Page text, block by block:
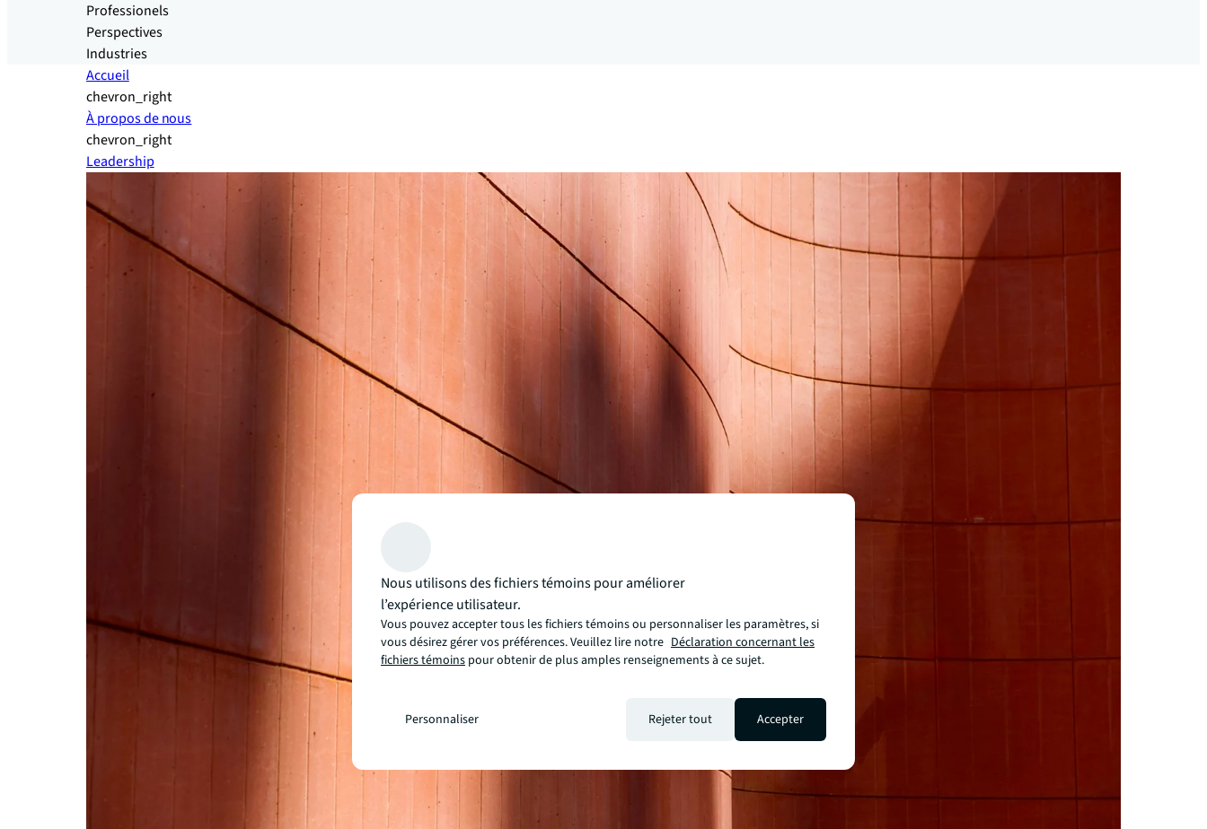
Professionels
Perspectives
Industries
Accueil
chevron_right
À propos de nous
chevron_right
Leadership
Nous utilisons des fichiers témoins pour améliorer
l’expérience utilisateur.
Vous pouvez accepter tous les fichiers témoins ou personnaliser les paramètres, si
vous désirez gérer vos préférences. Veuillez lire notre Déclaration concernant les
fichiers témoins pour obtenir de plus amples renseignements à ce sujet.
Personnaliser Rejeter tout Accepter